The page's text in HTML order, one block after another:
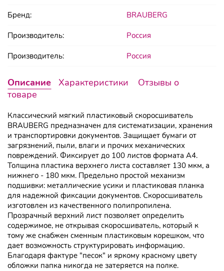
Бренд: BRAUBERG
Производитель: Россия
Производитель: Россия
Описание Характеристики
Отзывы о
товаре
Классический мягкий пластиковый скоросшиватель
BRAUBERG предназначен для систематизации, хранения
и транспортировки документов. Защищает бумаги от
загрязнений, пыли, влаги и прочих механических
повреждений. Фиксирует до 100 листов формата А4.
Толщина пластика верхнего листа составляет 130 мкм, а
нижнего - 180 мкм. Предельно простой механизм
подшивки: металлические усики и пластиковая планка
для надежной фиксации документов. Скоросшиватель
изготовлен из качественного полипропилена.
Прозрачный верхний лист позволяет определить
содержимое, не открывая скоросшиватель, который к
тому же снабжен сменным пластиковым корешком, что
дает возможность структурировать информацию.
Благодаря фактуре "песок" и яркому красному цвету
обложки папка никогда не затеряется на полке.